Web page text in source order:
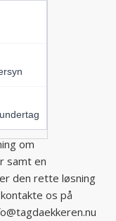
om
samt en
den rette løsning
os på